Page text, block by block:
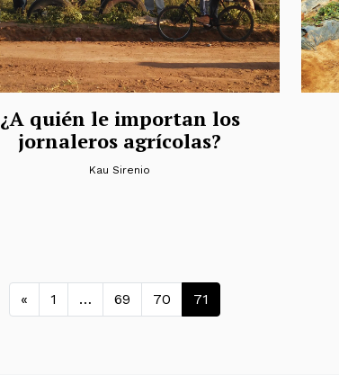
¿A quién le importan los
jornaleros agrícolas?
Kau Sirenio
Navegación de entradas
« 1 … 69 70 71